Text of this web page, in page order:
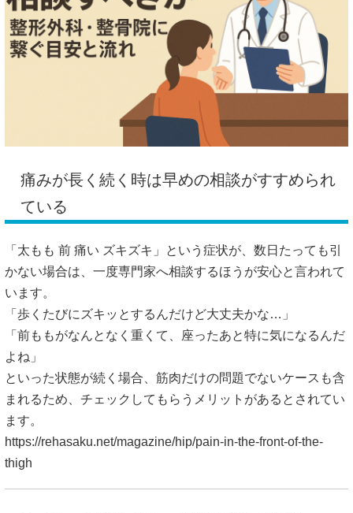
痛みが長く続く時は早めの相談がすすめられ
ている
「太もも 前 痛い ズキズキ」という症状が、数日たっても引
かない場合は、一度専門家へ相談するほうが安心と言われて
います。
「歩くたびにズキッとするんだけど大丈夫かな…」
「前ももがなんとなく重くて、座ったあと特に気になるんだ
よね」
といった状態が続く場合、筋肉だけの問題でないケースも含
まれるため、チェックしてもらうメリットがあるとされてい
ます。
https://rehasaku.net/magazine/hip/pain-in-the-front-of-the-
thigh